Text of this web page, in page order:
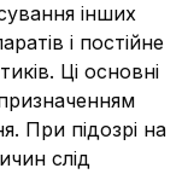
інших
і постійне
Ці основні
При підозрі на
слід